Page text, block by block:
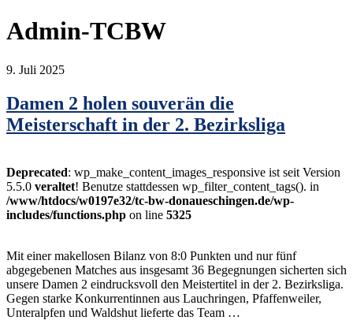
Admin-TCBW
9. Juli 2025
Damen 2 holen souverän die
Meisterschaft in der 2. Bezirksliga
Deprecated: wp_make_content_images_responsive ist seit Version
5.5.0 veraltet! Benutze stattdessen wp_filter_content_tags(). in
/www/htdocs/w0197e32/tc-bw-donaueschingen.de/wp-
includes/functions.php on line 5325
Mit einer makellosen Bilanz von 8:0 Punkten und nur fünf
abgegebenen Matches aus insgesamt 36 Begegnungen sicherten sich
unsere Damen 2 eindrucksvoll den Meistertitel in der 2. Bezirksliga.
Gegen starke Konkurrentinnen aus Lauchringen, Pfaffenweiler,
Unteralpfen und Waldshut lieferte das Team …